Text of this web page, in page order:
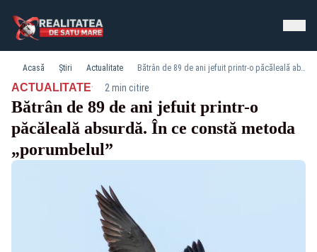
Acasă Știri Actualitate Bătrân de 89 de ani jefuit printr-o păcăleală absurdă. În ce constă metoda „porumbelul”
ACTUALITATE· 2 min citire
Bătrân de 89 de ani jefuit printr-o
păcăleală absurdă. În ce constă metoda
„porumbelul”